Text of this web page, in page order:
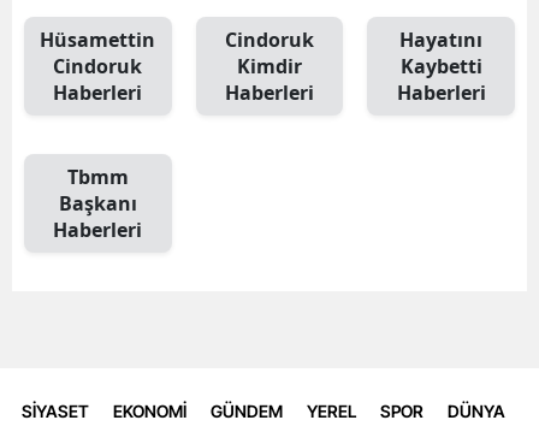
Hüsamettin
Cindoruk
Haberleri
Cindoruk
Kimdir
Haberleri
Hayatını
Kaybetti
Haberleri
Tbmm
Başkanı
Haberleri
SİYASET EKONOMİ GÜNDEM YEREL SPOR DÜNYA